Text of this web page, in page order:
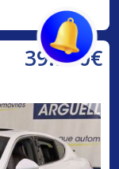
39.990€